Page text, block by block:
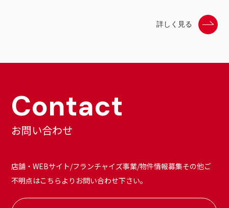
詳しく見る
Contact
お問い合わせ
店舗・WEBサイト/フランチャイズ事業/物件情報募集その他ご
不明点はこちらよりお問い合わせ下さい。